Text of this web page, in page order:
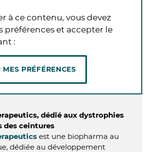
à ce contenu, vous devez
préférences et accepter le
:
PRÉFÉRENCES
dédié aux dystrophies
des ceintures
est une biopharma au
dédiée au développement